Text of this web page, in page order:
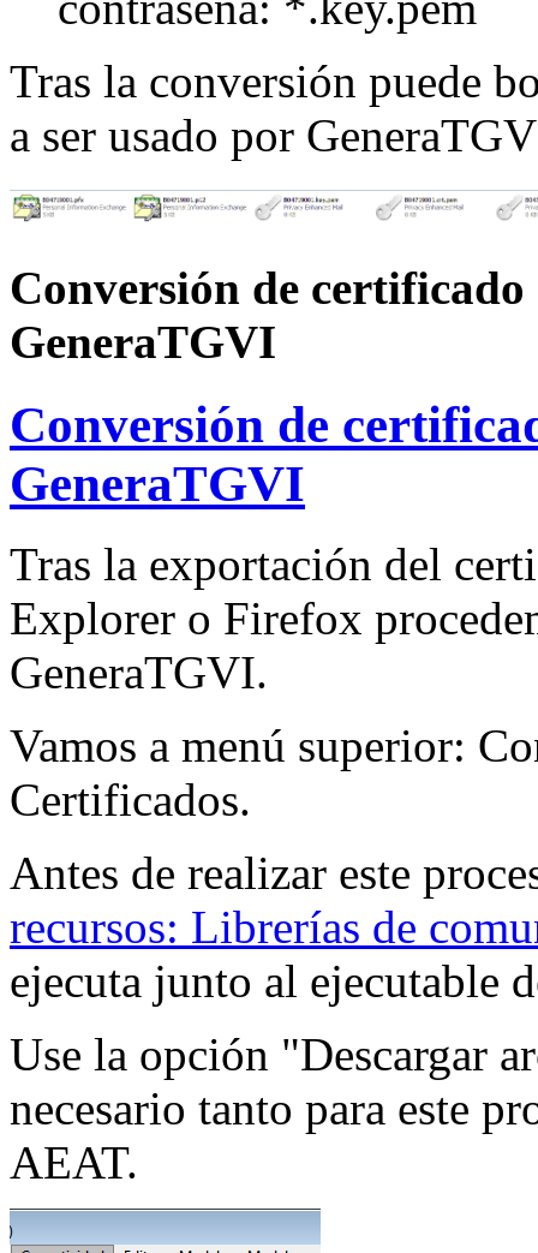
Tras la conversión puede
a ser usado por
Conversión de
GeneraTGVI
Conversión de
GeneraTGVI
Tras la exportación del
Explorer o Firefox
GeneraTGVI.
Vamos a menú superior:
Certificados.
Antes de realizar este
recursos: Librerías de
ejecuta junto al ejecutable
Use la opción "Descargar
necesario tanto para este
AEAT.